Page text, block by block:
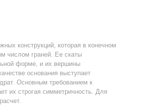
конструкций, которая в конечном
числом граней. Ее скаты
форме, и их вершины
основания выступает
Основным требованием к
их строгая симметричность. Для